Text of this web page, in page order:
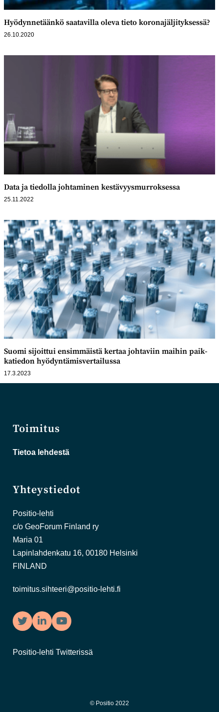
Hyödynnetäänkö saatavilla oleva tieto koronajäljityksessä?
26.10.2020
Data ja tiedolla johtaminen kestävyys­murroksessa
25.11.2022
Suomi sijoittui ensim­mäistä kertaa johtaviin maihin paik­
katiedon hyödyntämis­vertailussa
17.3.2023
Toimitus
Tietoa lehdestä
Yhteystiedot
Positio-lehti
c/o GeoForum Finland ry
Maria 01
Lapinlahdenkatu 16, 00180 Helsinki
FINLAND
toimitus.sihteeri@positio-lehti.fi
TwitterLinkedInYouTube
Positio-lehti Twitterissä
© Positio 2022